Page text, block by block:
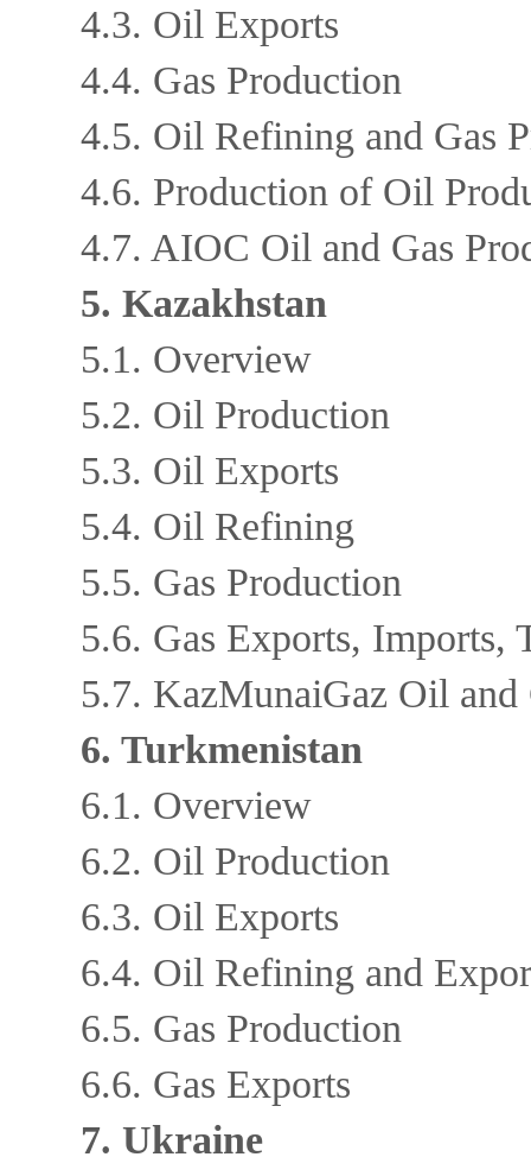
4.3. Oil Exports
4.4. Gas Production
4.5. Oil Refining and Gas
4.6. Production of Oil
4.7. AIOC Oil and Gas
5. Kazakhstan
5.1. Overview
5.2. Oil Production
5.3. Oil Exports
5.4. Oil Refining
5.5. Gas Production
5.6. Gas Exports,
5.7. KazMunaiGaz Oil
6. Turkmenistan
6.1. Overview
6.2. Oil Production
6.3. Oil Exports
6.4. Oil Refining and
6.5. Gas Production
6.6. Gas Exports
7. Ukraine